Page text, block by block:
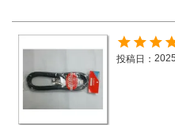
投稿日